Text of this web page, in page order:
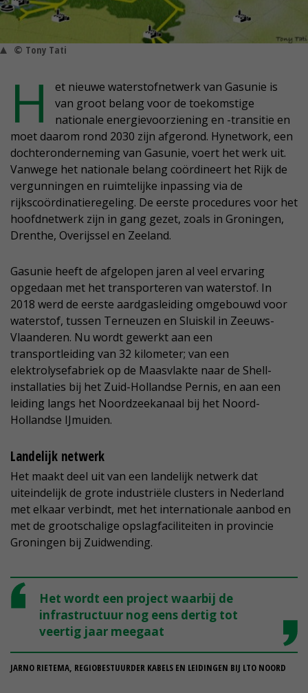
© Tony Tati
H
et nieuwe waterstofnetwerk van Gasunie is
van groot belang voor de toekomstige
nationale energievoorziening en -transitie en
moet daarom rond 2030 zijn afgerond. Hynetwork, een
dochteronderneming van Gasunie, voert het werk uit.
Vanwege het nationale belang coördineert het Rijk de
vergunningen en ruimtelijke inpassing via de
rijkscoördinatieregeling. De eerste procedures voor het
hoofdnetwerk zijn in gang gezet, zoals in Groningen,
Drenthe, Overijssel en Zeeland.
Gasunie heeft de afgelopen jaren al veel ervaring
opgedaan met het transporteren van waterstof. In
2018 werd de eerste aardgasleiding omgebouwd voor
waterstof, tussen Terneuzen en Sluiskil in Zeeuws-
Vlaanderen. Nu wordt gewerkt aan een
transportleiding van 32 kilometer; van een
elektrolysefabriek op de Maasvlakte naar de Shell-
installaties bij het Zuid-Hollandse Pernis, en aan een
leiding langs het Noordzeekanaal bij het Noord-
Hollandse IJmuiden.
Landelijk netwerk
Het maakt deel uit van een landelijk netwerk dat
uiteindelijk de grote industriële clusters in Nederland
met elkaar verbindt, met het internationale aanbod en
met de grootschalige opslagfaciliteiten in provincie
Groningen bij Zuidwending.
Het wordt een project waarbij de
infrastructuur nog eens dertig tot
veertig jaar meegaat
JARNO RIETEMA, REGIOBESTUURDER KABELS EN LEIDINGEN BIJ LTO NOORD